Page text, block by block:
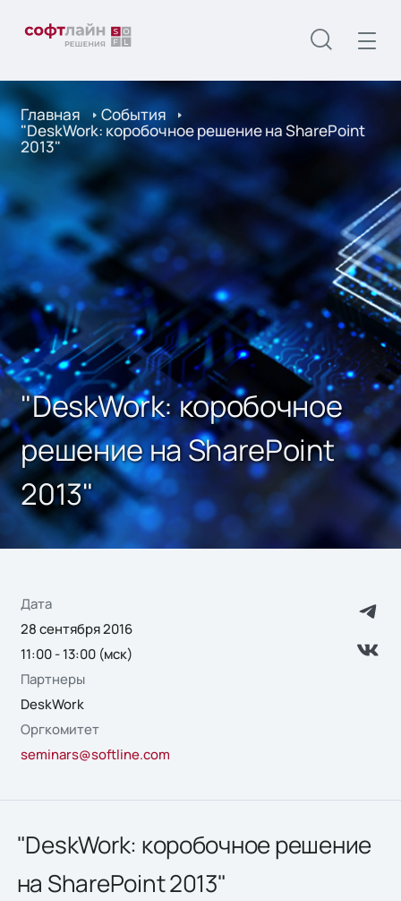
Главная События
"DeskWork: коробочное решение на SharePoint
2013"
"DeskWork: коробочное
решение на SharePoint
2013"
Дата
28 сентября 2016
11:00 - 13:00 (мск)
Партнеры
DeskWork
Оргкомитет
seminars@softline.com
"DeskWork: коробочное решение
на SharePoint 2013"